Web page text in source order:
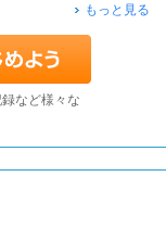
もっと見る
など様々な